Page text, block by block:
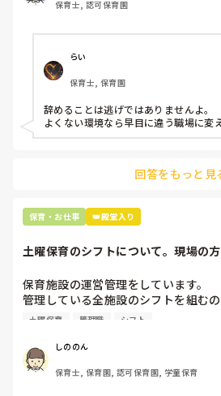
保護者子どもの愚痴悪口が多く、
今で言う不適切保育も
仕方ないよね
もう何も言わずに
子どもの言いなりになればいいんだね
などいう意見で…
上の先生に相談することは難しそう
最後の職場にしようと思っていました
辞めることは逃げ、と、過去辞めた人
います
保育士, 認可保育園
らい
保育士, 保育園
辞めることは逃げではありませんよ。
よくない環境なら早目に違う職場に変
回答をもっと見
保育・お仕事 👑殿堂入り
土曜保育のシフトについて。現場の
保育施設の運営管理をしています。
管理している全施設のシフトを組む
曜保育だけは入れる方が少なく、い
て入職しているはずですが、いざ勤
出勤が出来ない方ばかりです。
土曜保育 管理職 シフト
しののん
保育士, 保育園, 認可保育園, 学童保育